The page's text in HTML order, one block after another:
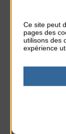
Place du Général
Exposition «
Ce site peut
pages des
utilisons des
expérience